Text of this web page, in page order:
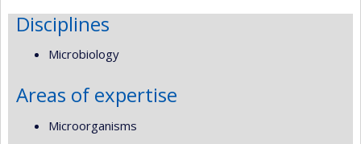
Disciplines
Microbiology
Areas of expertise
Microorganisms